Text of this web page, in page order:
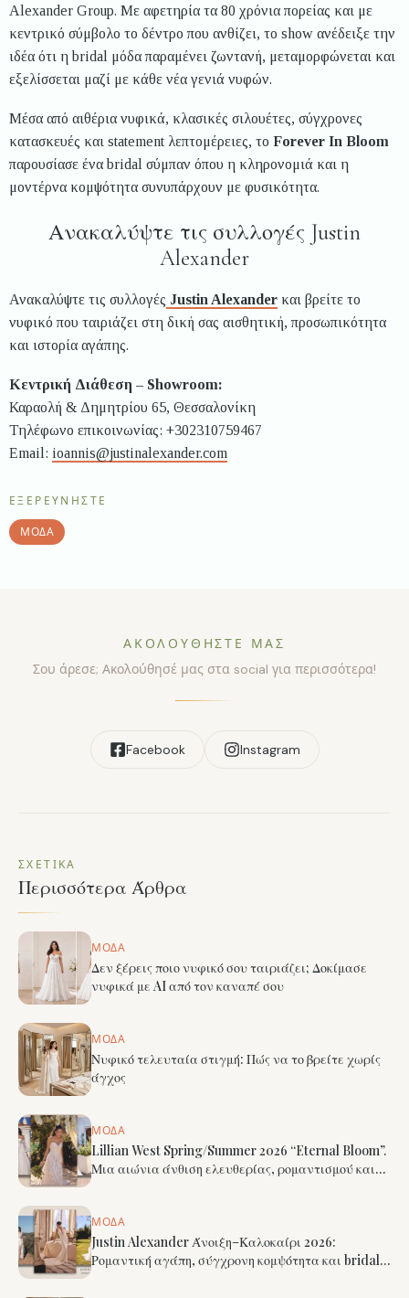
Alexander Group. Με αφετηρία τα 80 χρόνια πορείας και με
κεντρικό σύμβολο το δέντρο που ανθίζει, το show ανέδειξε την
ιδέα ότι η bridal μόδα παραμένει ζωντανή, μεταμορφώνεται και
εξελίσσεται μαζί με κάθε νέα γενιά νυφών.
Μέσα από αιθέρια νυφικά, κλασικές σιλουέτες, σύγχρονες
κατασκευές και statement λεπτομέρειες, το Forever In Bloom
παρουσίασε ένα bridal σύμπαν όπου η κληρονομιά και η
μοντέρνα κομψότητα συνυπάρχουν με φυσικότητα.
Ανακαλύψτε τις συλλογές Justin
Alexander
Ανακαλύψτε τις συλλογές Justin Alexander και βρείτε το
νυφικό που ταιριάζει στη δική σας αισθητική, προσωπικότητα
και ιστορία αγάπης.
Κεντρική Διάθεση – Showroom:
Καραολή & Δημητρίου 65, Θεσσαλονίκη
Τηλέφωνο επικοινωνίας: +302310759467
Email: ioannis@justinalexander.com
ΕΞΕΡΕΥΝΉΣΤΕ
ΜΌΔΑ
ΑΚΟΛΟΥΘΉΣΤΕ ΜΑΣ
Σου άρεσε; Ακολούθησέ μας στα social για περισσότερα!
Facebook Instagram
ΣΧΕΤΙΚΆ
Περισσότερα Άρθρα
ΜΌΔΑ
Δεν ξέρεις ποιο νυφικό σου ταιριάζει; Δοκίμασε
νυφικά με AI από τον καναπέ σου
ΜΌΔΑ
Νυφικό τελευταία στιγμή: Πώς να το βρείτε χωρίς
άγχος
ΜΌΔΑ
Lillian West Spring/Summer 2026 “Eternal Bloom”.
Μια αιώνια άνθιση ελευθερίας, ρομαντισμού και
ΜΌΔΑ
Justin Alexander Άνοιξη–Καλοκαίρι 2026:
Ρομαντική αγάπη, σύγχρονη κομψότητα και bridal